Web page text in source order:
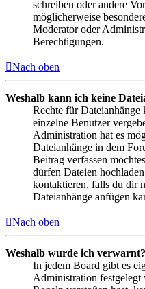
schreiben oder andere
möglicherweise
Moderator oder
Berechtigungen.
Nach oben
Weshalb kann ich keine
Rechte für
einzelne Benutzer
Administration hat es
Dateianhänge in dem
Beitrag verfassen
dürfen Dateien
kontaktieren, falls du dir
Dateianhänge anfügen
Nach oben
Weshalb wurde ich verwarnt?
In jedem Board gibt es
Administration festgelegt